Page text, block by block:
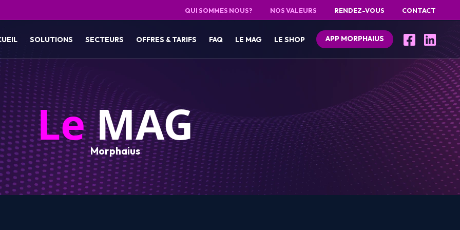
QUI SOMMES NOUS? NOS VALEURS RENDEZ-VOUS CONTACT
SOLUTIONS SECTEURS OFFRES & TARIFS FAQ LE MAG LE SHOP APP MORPHAIUS
LeMAG
Morphaius